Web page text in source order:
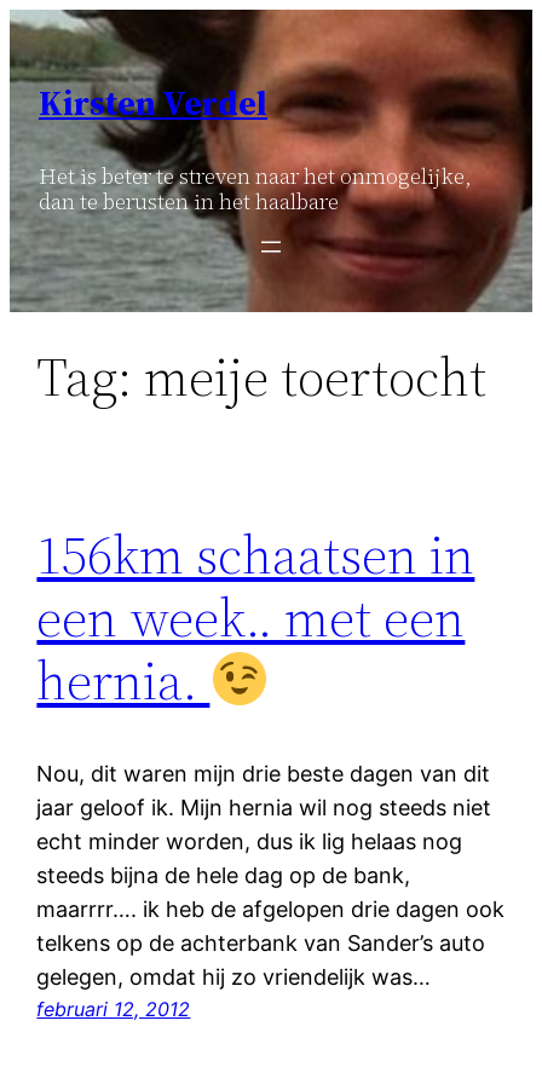
Ga
naar
inhoud
Kirsten Verdel
Het is beter te streven naar het onmogelijke,
dan te berusten in het haalbare
Tag: meije toertocht
156km schaatsen in
een week.. met een
hernia.
Nou, dit waren mijn drie beste dagen van dit
jaar geloof ik. Mijn hernia wil nog steeds niet
echt minder worden, dus ik lig helaas nog
steeds bijna de hele dag op de bank,
maarrrr…. ik heb de afgelopen drie dagen ook
telkens op de achterbank van Sander’s auto
gelegen, omdat hij zo vriendelijk was…
februari 12, 2012